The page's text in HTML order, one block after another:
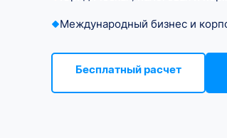
Международный бизнес и
Бесплатный расчет